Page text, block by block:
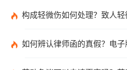
构成轻微伤如何处理？致人轻微伤对方不出
如何辨认律师函的真假？电子版的律师